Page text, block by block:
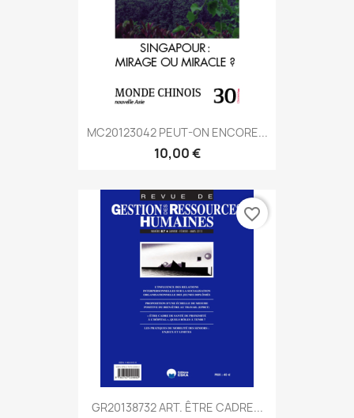
MC20123042 PEUT-ON ENCORE...
10,00 €
GR20138732 ART. ÊTRE CADRE...
favorite_border